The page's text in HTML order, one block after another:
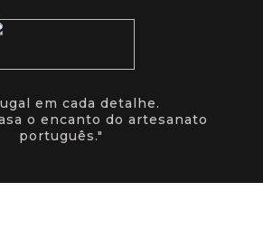
em cada detalhe.
o encanto do artesanato
português."